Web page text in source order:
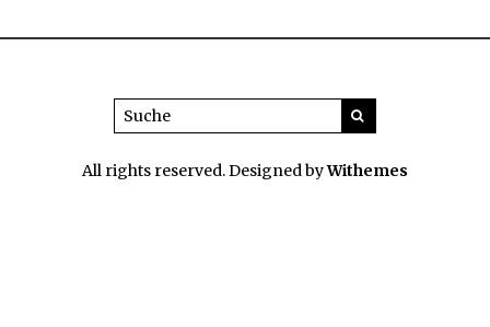
All rights reserved. Designed byWithemes